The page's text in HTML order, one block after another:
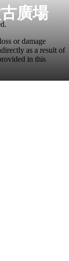
廣場
or damage
as a result of
in this